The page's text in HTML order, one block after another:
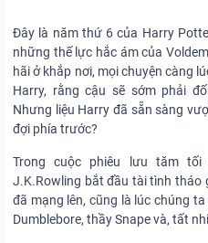
Đây là năm thứ 6 của Harry
những thế lực hắc ám của
hãi ở khắp nơi, mọi chuyện càng
Harry, rằng cậu sẽ sớm phải
Nhưng liệu Harry đã sẵn sàng
đợi phía trước?
Trong cuộc phiêu lưu tăm
J.K.Rowling bắt đầu tài tình
đã mạng lên, cũng là lúc chúng
Dumblebore, thầy Snape và, tất